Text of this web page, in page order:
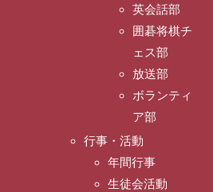
英会話部
囲碁将棋チ
ェス部
放送部
ボランティ
ア部
行事・活動
年間行事
生徒会活動